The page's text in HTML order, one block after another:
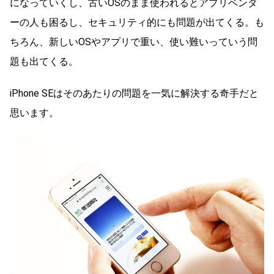
になっていくし、古いOSのまま使われるとアプリベンダ
ーの人も困るし、セキュリティ的にも問題が出てくる。も
ちろん、新しいOSやアプリで重い、使い難いっていう問
題も出てくる。
iPhone SEはそのあたりの問題を一気に解決する奇手だと
思います。